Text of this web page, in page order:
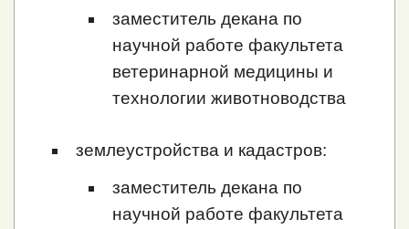
заместитель декана по
научной работе факультета
ветеринарной медицины и
технологии животноводства
землеустройства и кадастров:
заместитель декана по
научной работе факультета